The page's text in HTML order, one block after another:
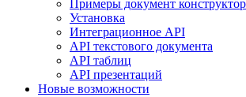
Примеры документ
Установка
Интеграционное API
API текстового документа
API таблиц
API презентаций
Новые возможности